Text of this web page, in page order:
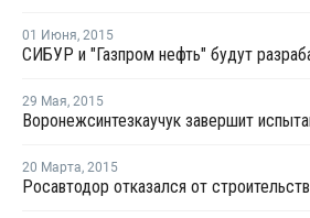
01 Июня, 2015
29 Мая, 2015
20 Марта, 2015